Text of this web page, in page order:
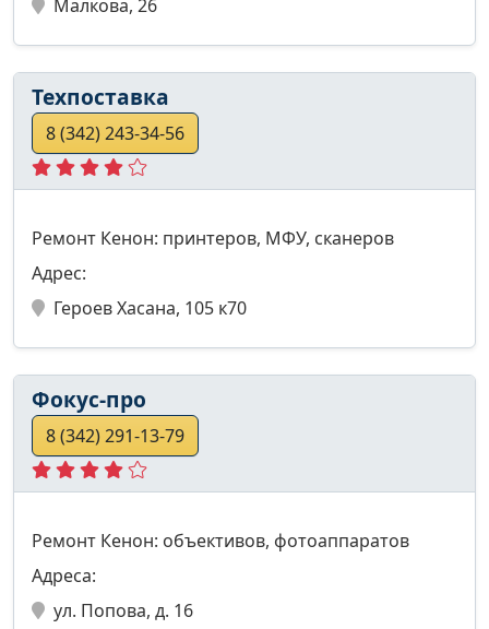
Малкова, 26
Техпоставка
8 (342) 243-34-56
Ремонт Кенон: принтеров, МФУ, сканеров
Адрес:
Героев Хасана, 105 к70
Фокус-про
8 (342) 291-13-79
Ремонт Кенон: объективов, фотоаппаратов
Адреса:
ул. Попова, д. 16